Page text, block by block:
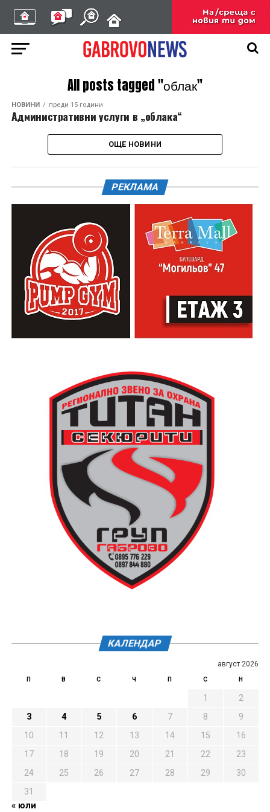
All posts tagged "облак"
НОВИНИ преди 15 години
Административни услуги в „облака“
ОЩЕ НОВИНИ
РЕКЛАМА
КАЛЕНДАР
август 2026
П В С Ч П С Н
1
2
3
4 5 6 7 8
9
10
11 12 13 14 15
16
17
18 19 20 21 22
23
24
25 26 27 28 29
30
31
« юли